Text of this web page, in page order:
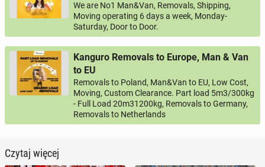
We are No1 Man&Van, Removals, Shipping,
Moving operating 6 days a week, Monday-
Saturday, Door to Door.
Kanguro Removals to Europe, Man & Van
to EU
Removals to Poland, Man&Van to EU, Low Cost,
Moving, Custom Clearance. Part load 5m3/300kg
- Full Load 20m31200kg, Removals to Germany,
Removals to Netherlands
Czytaj więcej